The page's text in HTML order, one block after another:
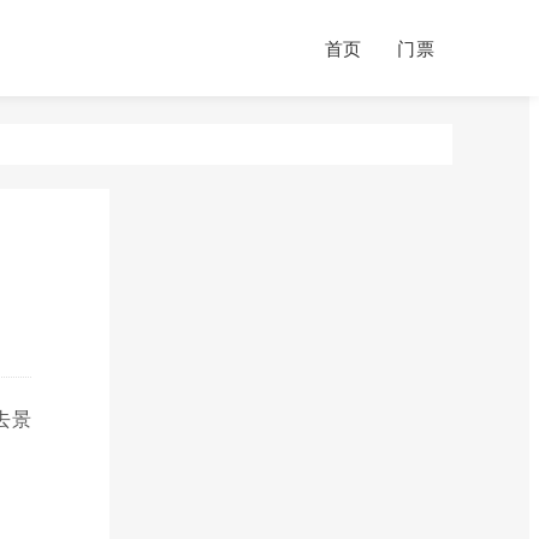
首页 门票
景